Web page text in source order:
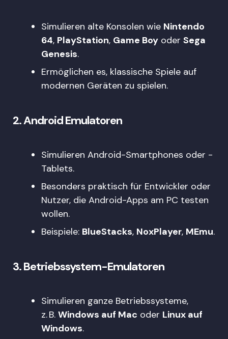
Simulieren alte Konsolen wie Nintendo
64, PlayStation, Game Boy oder Sega
Genesis.
Ermöglichen es, klassische Spiele auf
modernen Geräten zu spielen.
2.Android Emulatoren
Simulieren Android-Smartphones oder -
Tablets.
Besonders praktisch für Entwickler oder
Nutzer, die Android-Apps am PC testen
wollen.
Beispiele: BlueStacks, NoxPlayer, MEmu.
3.Betriebssystem-Emulatoren
Simulieren ganze Betriebssysteme,
z. B. Windows auf Mac oder Linux auf
Windows.